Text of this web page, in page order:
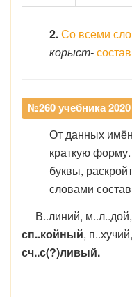
2.Со всеми
корыст-
№260 учебника 2020
От данных
краткую
буквы,
словами
В..линий,
сп..койный,
сч..с(?)ливый.